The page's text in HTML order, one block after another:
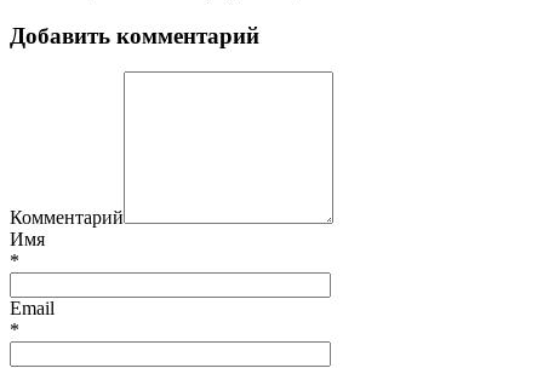
Добавить комментарий
Комментарий
Имя
*
Email
*